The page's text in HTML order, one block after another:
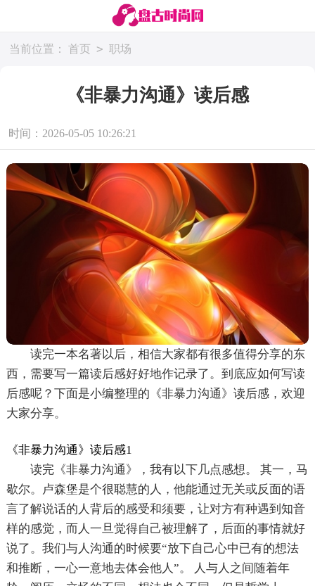
当前位置： 首页 > 职场
《非暴力沟通》读后感
时间：2026-05-05 10:26:21
读完一本名著以后，相信大家都有很多值得分享的东
西，需要写一篇读后感好好地作记录了。到底应如何写读
后感呢？下面是小编整理的《非暴力沟通》读后感，欢迎
大家分享。
《非暴力沟通》读后感1
读完《非暴力沟通》，我有以下几点感想。 其一，马
歇尔。卢森堡是个很聪慧的人，他能通过无关或反面的语
言了解说话的人背后的感受和须要，让对方有种遇到知音
样的感觉，而人一旦觉得自己被理解了，后面的事情就好
说了。我们与人沟通的时候要“放下自己心中已有的想法
和推断，一心一意地去体会他人”。 人与人之间随着年